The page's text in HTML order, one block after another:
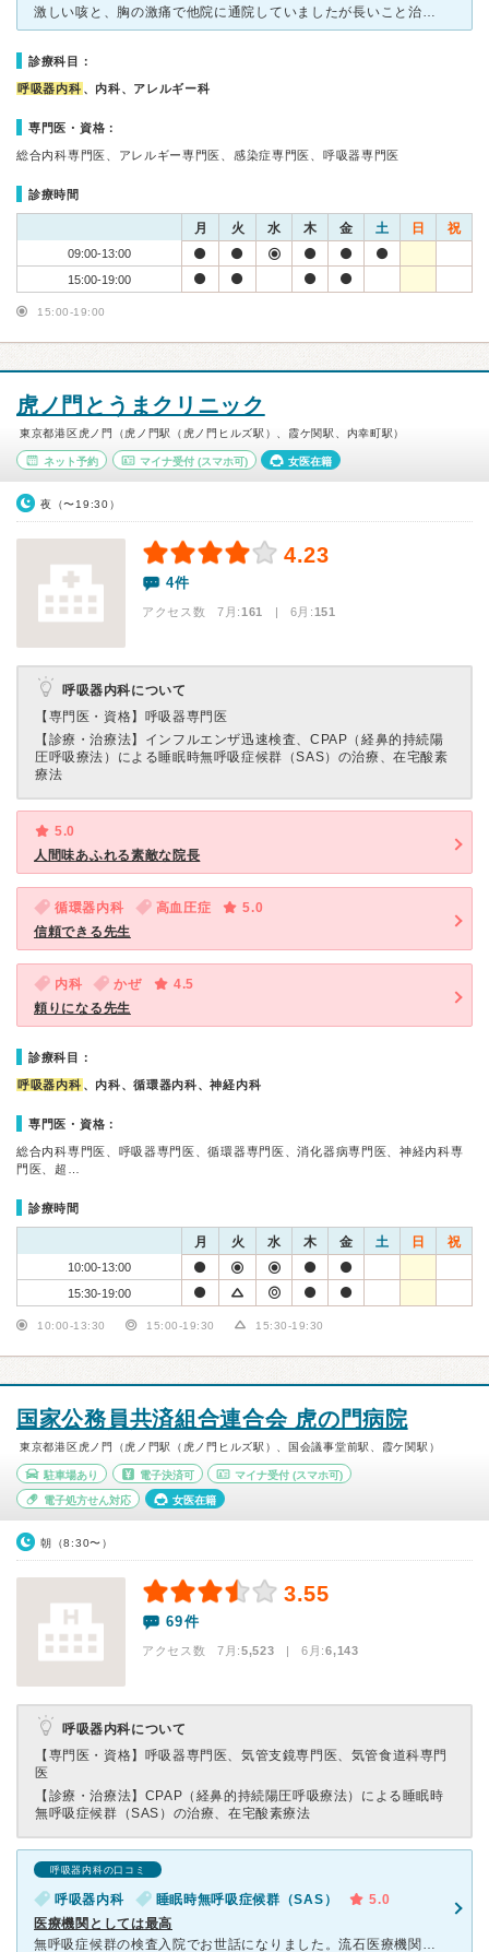
激しい咳と、胸の激痛で他院に通院していましたが長いこと治らず、困っていたところ、医師の知り合いの多い知人がここが良いらしいと教えてくれました。以前、虎の門病院の呼吸器科部長をされていた権威ある先生のク
診療科目：
呼吸器内科 、内科、アレルギー科
専門医・資格：
総合内科専門医、アレルギー専門医、感染症専門医、呼吸器専門医
診療時間
月 火 水 木 金 土 日 祝
09:00-13:00
15:00-19:00
15:00-19:00
虎ノ門とうまクリニック
東京都港区虎ノ門（虎ノ門駅（虎ノ門ヒルズ駅）、霞ケ関駅、内幸町駅）
ネット予約 マイナ受付(スマホ可) 女医在籍
夜（〜19:30）
4.23
4件
アクセス数 7月:161 | 6月:151
呼吸器内科について
【専門医・資格】 呼吸器専門医
【診療・治療法】 インフルエンザ迅速検査、CPAP（経鼻的持続陽
圧呼吸療法）による睡眠時無呼吸症候群（SAS）の治療、在宅酸素
療法
5.0
人間味あふれる素敵な院長
循環器内科 高血圧症
5.0
信頼できる先生
内科 かぜ
4.5
頼りになる先生
診療科目：
呼吸器内科 、内科、循環器内科、神経内科
専門医・資格：
総合内科専門医、呼吸器専門医、循環器専門医、消化器病専門医、神経内科専
門医、超…
診療時間
月 火 水 木 金 土 日 祝
10:00-13:00
15:30-19:00
10:00-13:30 15:00-19:30 15:30-19:30
国家公務員共済組合連合会 虎の門病院
東京都港区虎ノ門（虎ノ門駅（虎ノ門ヒルズ駅）、国会議事堂前駅、霞ケ関駅）
駐車場あり 電子決済可 マイナ受付 (スマホ可)
電子処方せん対応 女医在籍
朝（8:30〜）
3.55
69件
アクセス数 7月:5,523 | 6月:6,143
呼吸器内科について
【専門医・資格】 呼吸器専門医、気管支鏡専門医、気管食道科専門
医
【診療・治療法】 CPAP（経鼻的持続陽圧呼吸療法）による睡眠時
無呼吸症候群（SAS）の治療、在宅酸素療法
呼吸器内科の口コミ
呼吸器内科 睡眠時無呼吸症候群（SAS）
5.0
医療機関としては最高
無呼吸症候群の検査入院でお世話になりました。流石医療機関最高の機関なのでスタッフや医療機器とても充実しています。予約待ちが長いのでなかなか予約取れないのが難点です。それと待ち時間が長いのも難点です。国